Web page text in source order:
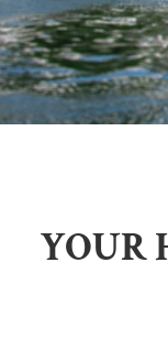
YOUR